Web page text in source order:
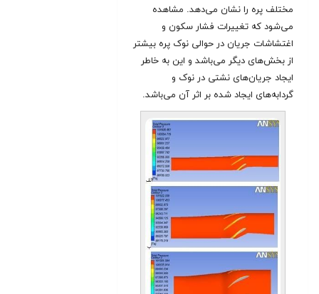
مختلف پره را نشان می‌دهد. مشاهده
می‌شود که تغییرات فشار سکون و
اغتشاشات جریان در حوالی نوک پره بیشتر
از بخش‌های دیگر می‌باشد و این به خاطر
ایجاد جریان‌های نشتی در نوک و
گردابه‌های ایجاد شده بر اثر آن می‌باشد.